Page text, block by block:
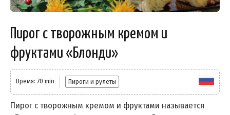
Пирог с творожным кремом и
фруктами «Блонди»
Время: 70 min Пироги и рулеты
Пирог с творожным кремом и фруктами называется